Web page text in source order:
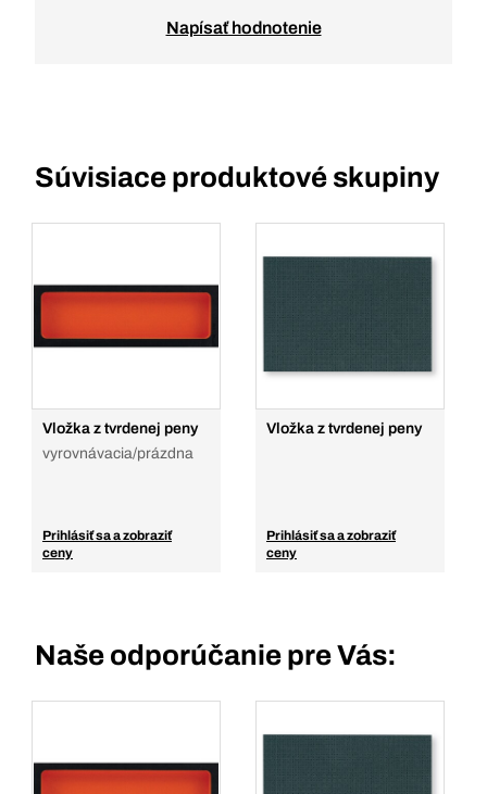
Napísať hodnotenie
Súvisiace produktové skupiny
Vložka z tvrdenej peny
vyrovnávacia/prázdna
Prihlásiť sa a zobraziť
ceny
Vložka z tvrdenej peny
Prihlásiť sa a zobraziť
ceny
Naše odporúčanie pre Vás: